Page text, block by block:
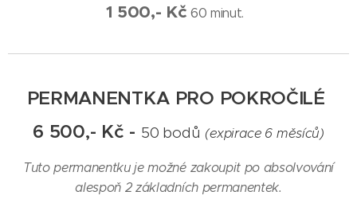
1 500,- Kč 60 minut.
PERMANENTKA PRO POKROČILÉ
6 500,- Kč - 50 bodů (expirace 6 měsíců)
Tuto permanentku je možné zakoupit po absolvování
alespoň 2 základních permanentek.